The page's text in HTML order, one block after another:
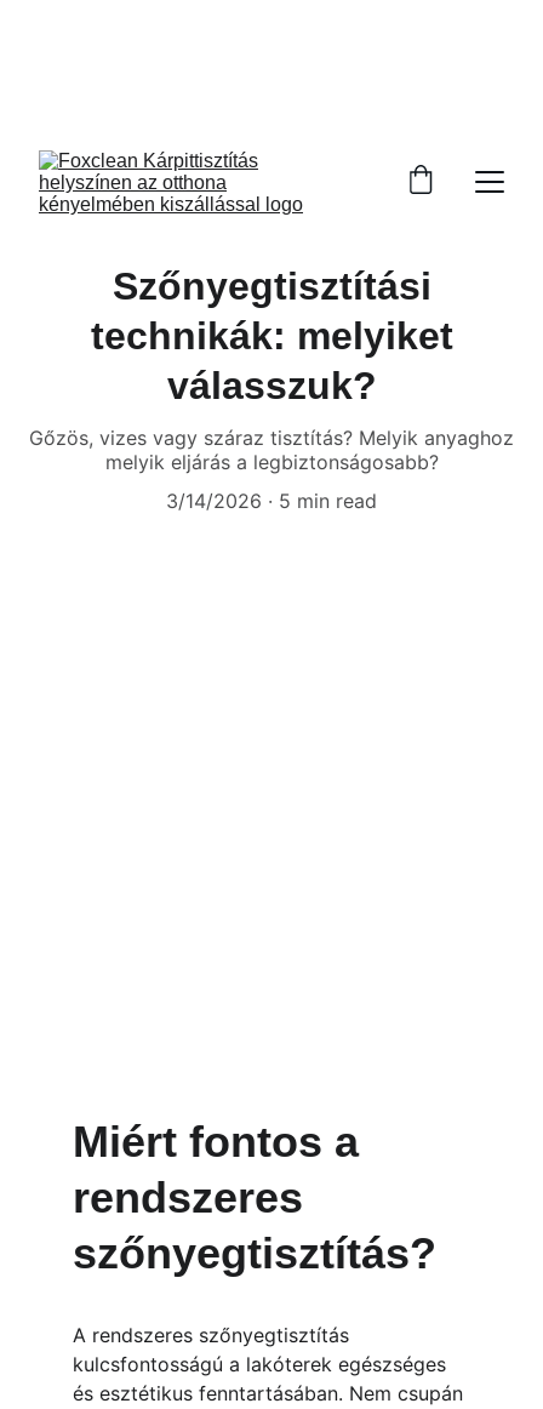
Szőnyegtisztítási
technikák: melyiket
válasszuk?
Gőzös, vizes vagy száraz tisztítás? Melyik anyaghoz
melyik eljárás a legbiztonságosabb?
3/14/2026
5 min read
Miért fontos a
rendszeres
szőnyegtisztítás?
A rendszeres szőnyegtisztítás
kulcsfontosságú a lakóterek egészséges
és esztétikus fenntartásában. Nem csupán